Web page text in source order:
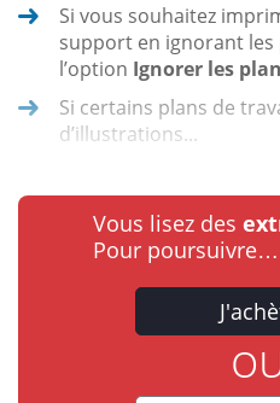
Si vous souhaitez
support en ignorant les
l’option Ignorer les
Si certains plans de
d’illustrations...
Vous lisez des
Pour poursuivre…